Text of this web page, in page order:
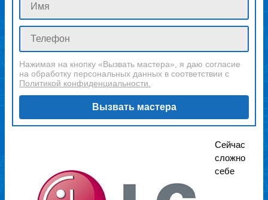
Нажимая на кнопку «Вызвать мастера», я даю согласие
на обработку персональных данных в соответствии с
Политикой конфиденциальности.
Вызвать мастера
Сейчас
сложно
себе